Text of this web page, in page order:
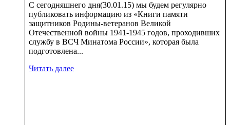
С сегодняшнего дня(30.01.15) мы будем регулярно
публиковать информацию из «Книги памяти
защитников Родины-ветеранов Великой
Отечественной войны 1941-1945 годов, проходивших
службу в ВСЧ Минатома России», которая была
подготовлена...
Читать далее